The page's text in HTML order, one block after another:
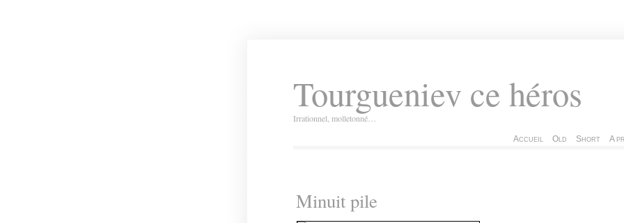
Tourgueniev ce héros
Irrationnel, molletonné…
Accueil Old Short A
Minuit pile